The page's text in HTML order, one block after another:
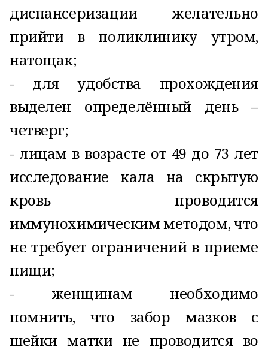
диспансеризации желательно
прийти в поликлинику утром,
натощак;
- для удобства прохождения
выделен определённый день –
четверг;
- лицам в возрасте от 49 до 73 лет
исследование кала на скрытую
кровь проводится
иммунохимическим методом, что
не требует ограничений в приеме
пищи;
- женщинам необходимо
помнить, что забор мазков с
шейки матки не проводится во